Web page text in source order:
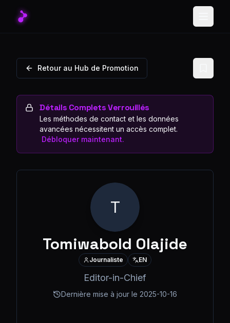
Retour au Hub de Promotion
Détails Complets Verrouillés
Les méthodes de contact et les données
avancées nécessitent un accès complet.
Débloquer maintenant.
T
Tomiwabold Olajide
Journaliste EN
Editor-in-Chief
Dernière mise à jour le 2025-10-16